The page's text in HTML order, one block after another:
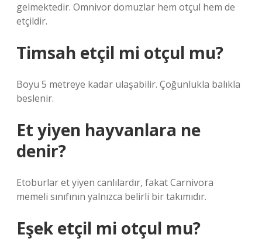
gelmektedir. Omnivor domuzlar hem otçul hem de
etçildir.
Timsah etçil mi otçul mu?
Boyu 5 metreye kadar ulaşabilir. Çoğunlukla balıkla
beslenir.
Et yiyen hayvanlara ne
denir?
Etoburlar et yiyen canlılardır, fakat Carnivora
memeli sınıfının yalnızca belirli bir takımıdır.
Eşek etçil mi otçul mu?